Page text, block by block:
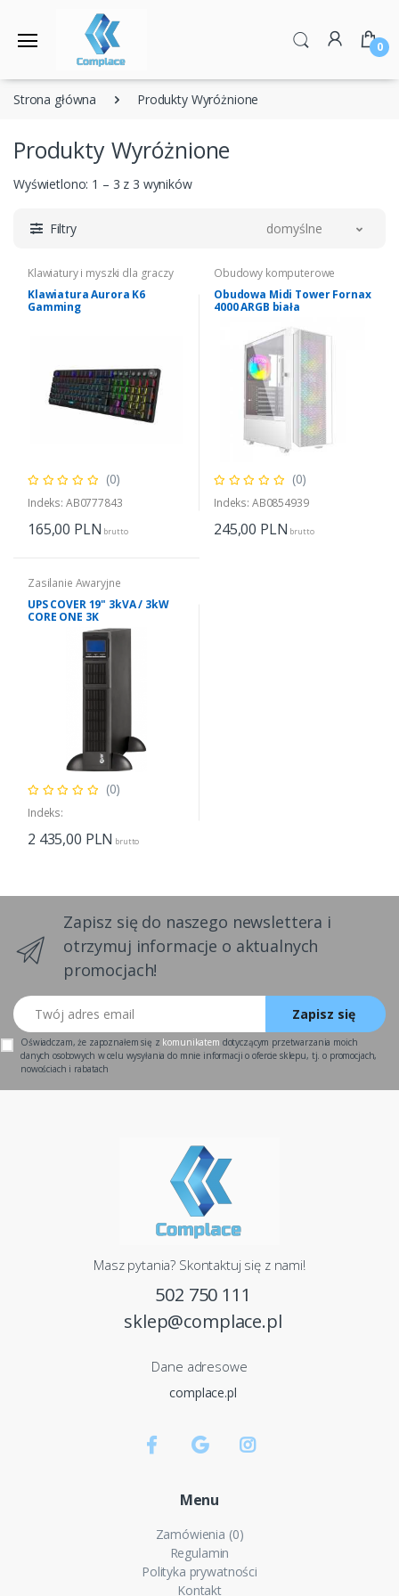
0
Strona główna Produkty Wyróżnione
Produkty Wyróżnione
Wyświetlono: 1 – 3 z 3 wyników
Filtry domyślne
Klawiatury i myszki dla graczy
Klawiatura Aurora K6
Gamming
(0)
Indeks: AB0777843
165,00 PLN brutto
Obudowy komputerowe
Obudowa Midi Tower Fornax
4000 ARGB biała
(0)
Indeks: AB0854939
245,00 PLN brutto
Zasilanie Awaryjne
UPS COVER 19" 3kVA / 3kW
CORE ONE 3K
(0)
Indeks:
2 435,00 PLN brutto
Zapisz się do naszego newslettera i
otrzymuj informacje o aktualnych
promocjach!
Twój adres email
Zapisz się
Oświadczam, że zapoznałem się z komunikatem dotyczącym przetwarzania moich
danych osobowych w celu wysyłania do mnie informacji o ofercie sklepu, tj. o promocjach,
nowościach i rabatach
Masz pytania? Skontaktuj się z nami!
502 750 111
sklep@complace.pl
Dane adresowe
complace.pl
Menu
Zamówienia (0)
Regulamin
Polityka prywatności
Kontakt